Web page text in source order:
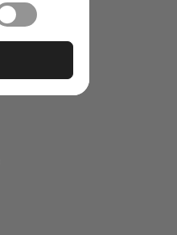
en het
goed te